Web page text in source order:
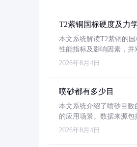
T2紫铜国标硬度及力
本文系统解读T2紫铜的
性能指标及影响因素，并
2026年8月4日
喷砂都有多少目
本文系统介绍了喷砂目数
的应用场景。数据来源包
2026年8月4日